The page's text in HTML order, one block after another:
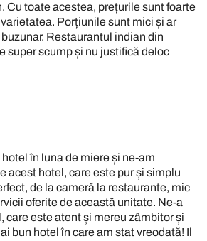
Cu toate acestea, prețurile sunt foarte
Porțiunile sunt mici și ar
Restaurantul indian din
super scump și nu justifică deloc
în luna de miere și ne-am
acest hotel, care este pur și simplu
de la cameră la restaurante, mic
oferite de această unitate. Ne-a
care este atent și mereu zâmbitor și
bun hotel în care am stat vreodată! Il